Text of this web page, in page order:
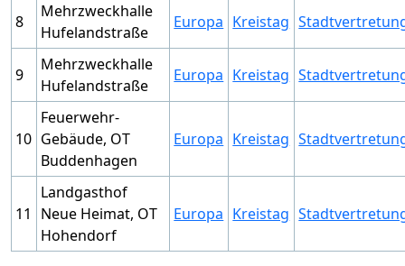
8
Mehrzweckhalle
Hufelandstraße
Europa Kreistag
9
Mehrzweckhalle
Hufelandstraße
Europa Kreistag
10
Feuerwehr-
Gebäude, OT
Buddenhagen
Europa Kreistag
11
Landgasthof
Neue Heimat, OT
Hohendorf
Europa Kreistag